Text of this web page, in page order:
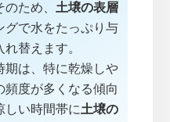
ため、 土壌の表層
グで水をたっぷり与
替えます。
期は、特に乾燥しや
頻度が多くなる傾向
しい時間帯に土壌の